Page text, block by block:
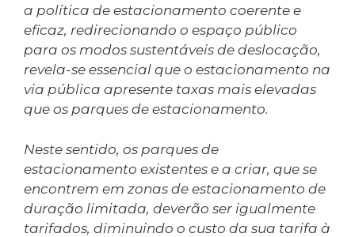
a política de estacionamento coerente e
eficaz, redirecionando o espaço público
para os modos sustentáveis de deslocação,
revela-se essencial que o estacionamento na
via pública apresente taxas mais elevadas
que os parques de estacionamento.
Neste sentido, os parques de
estacionamento existentes e a criar, que se
encontrem em zonas de estacionamento de
duração limitada, deverão ser igualmente
tarifados, diminuindo o custo da sua tarifa à